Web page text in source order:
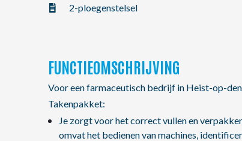
2-ploegenstelsel
FUNCTIEOMSCHRIJVING
Voor een farmaceutisch bedrijf in Heist-op-
Takenpakket:
Je zorgt voor het correct vullen en
omvat het bedienen van machines,